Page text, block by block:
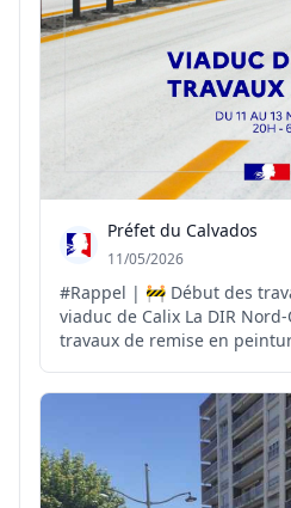
Préfet du Calvados
11/05/2026
#Rappel | 🚧 Début des
viaduc de Calix La DIR Nord-Ouest réalise des
travaux de remise en
et 6h00. 📅 Nuit du 11 au 12 mai ➡️ Fermeture à
l’échangeur n°3 « Porte